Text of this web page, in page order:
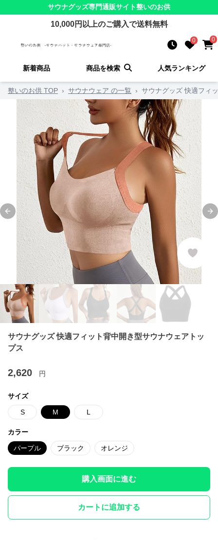
サウナグッズ専門通販サイト整いのお供
10,000円以上のご購入で送料無料
0 0
新着商品 商品を検索 人気ランキング
整いのお供 TOP › サウナウェア の一覧 › サウナグッズ 快適フィ
Previous slide
サウナグッズ 快適フィット背中開き型サウナウェアトッ
プス
2,620 円
サイズ
S M L
カラー
パープル ブラック オレンジ
購入画面に進む
カートに追加する